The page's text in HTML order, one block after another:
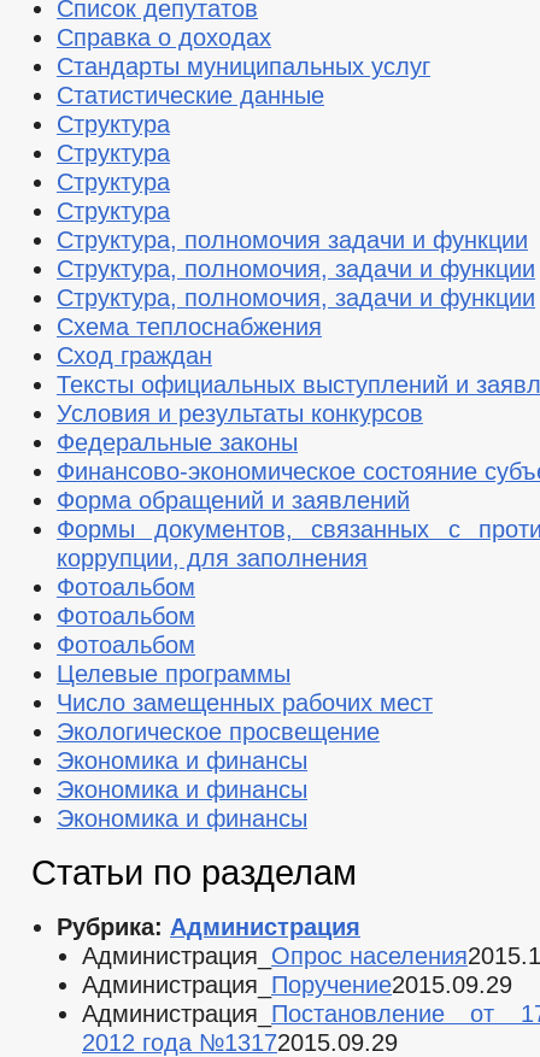
Список депутатов
Справка о доходах
Стандарты муниципальных услуг
Статистические данные
Структура
Структура
Структура
Структура
Структура, полномочия задачи и функции
Структура, полномочия, задачи и функции
Структура, полномочия, задачи и функции
Схема теплоснабжения
Сход граждан
Тексты официальных выступлений и
Условия и результаты конкурсов
Федеральные законы
Финансово-экономическое состояние
Форма обращений и заявлений
Формы документов, связанных с
коррупции, для заполнения
Фотоальбом
Фотоальбом
Фотоальбом
Целевые программы
Число замещенных рабочих мест
Экологическое просвещение
Экономика и финансы
Экономика и финансы
Экономика и финансы
Статьи по разделам
Рубрика: Администрация
Администрация_ Опрос населения
Администрация_ Поручение2015.09.29
Администрация_ Постановление от
2012 года №13172015.09.29